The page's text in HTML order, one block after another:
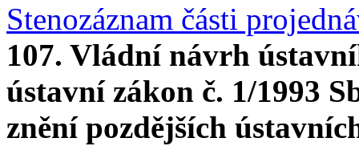
Stenozáznam části
107. Vládní návrh
ústavní zákon č. 1/1993
znění pozdějších